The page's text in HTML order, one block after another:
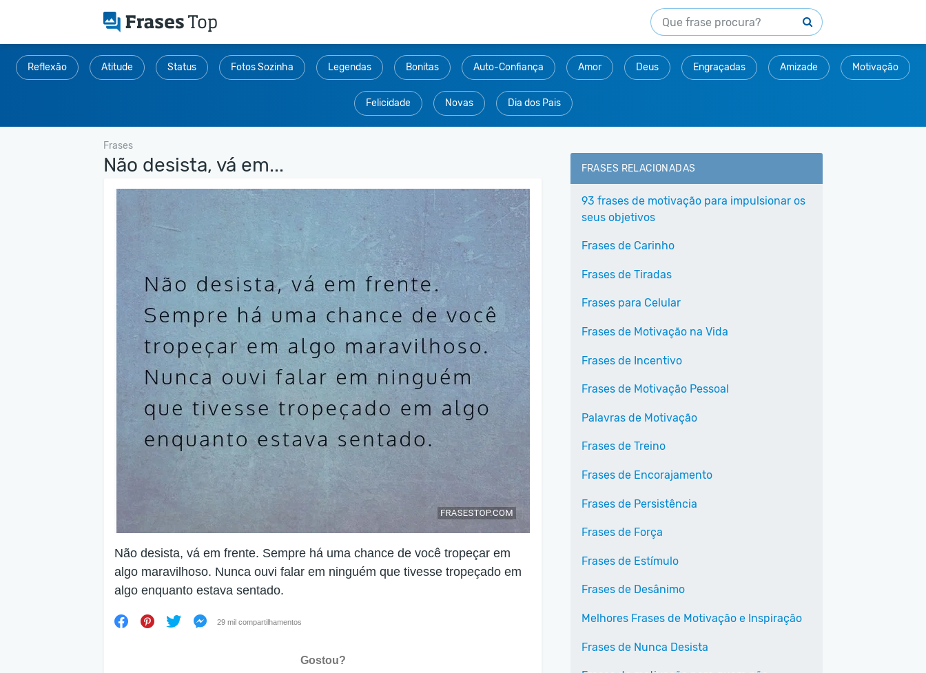
Reflexão Atitude Status Fotos Sozinha Legendas Bonitas Auto-Confiança Amor Deus Engraçadas Amizade Motivação
Felicidade Novas Dia dos Pais
Frases
Não desista, vá em...
Não desista, vá em frente. Sempre há uma chance de você tropeçar em
algo maravilhoso. Nunca ouvi falar em ninguém que tivesse tropeçado em
algo enquanto estava sentado.
29 mil compartilhamentos
Gostou?
FRASES RELACIONADAS
93 frases de motivação para impulsionar os
seus objetivos
Frases de Carinho
Frases de Tiradas
Frases para Celular
Frases de Motivação na Vida
Frases de Incentivo
Frases de Motivação Pessoal
Palavras de Motivação
Frases de Treino
Frases de Encorajamento
Frases de Persistência
Frases de Força
Frases de Estímulo
Frases de Desânimo
Melhores Frases de Motivação e Inspiração
Frases de Nunca Desista